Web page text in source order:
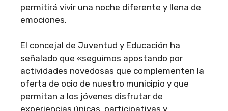
permitirá vivir una noche diferente y llena de
emociones.
El concejal de Juventud y Educación ha
señalado que «seguimos apostando por
actividades novedosas que complementen la
oferta de ocio de nuestro municipio y que
permitan a los jóvenes disfrutar de
experiencias únicas, participativas y